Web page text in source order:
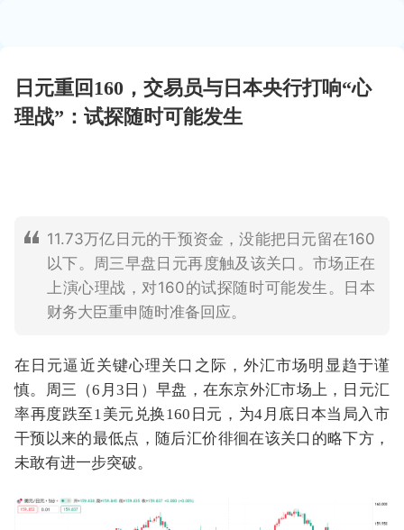
日元重回160，交易员与日本央行打响“心
理战”：试探随时可能发生
11.73万亿日元的干预资金，没能把日元留在160
以下。周三早盘日元再度触及该关口。市场正在
上演心理战，对160的试探随时可能发生。日本
财务大臣重申随时准备回应。
在日元逼近关键心理关口之际，外汇市场明显趋于谨
慎。周三（6月3日）早盘，在东京外汇市场上，日元汇
率再度跌至1美元兑换160日元，为4月底日本当局入市
干预以来的最低点，随后汇价徘徊在该关口的略下方，
未敢有进一步突破。